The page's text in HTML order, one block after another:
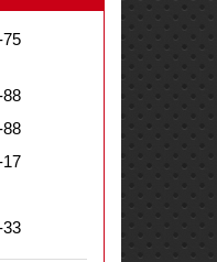
75
88
88
17
33